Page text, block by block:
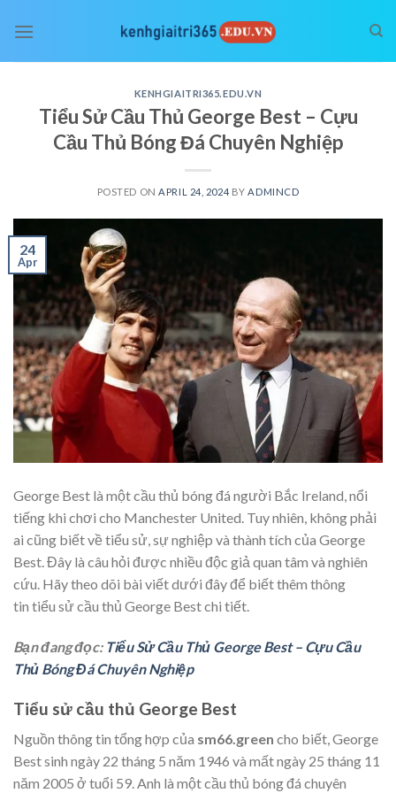
KENHGIAITRI365.EDU.VN
Tiểu Sử Cầu Thủ George Best – Cựu
Cầu Thủ Bóng Đá Chuyên Nghiệp
POSTED ON APRIL 24, 2024 BY ADMINCD
24
Apr
George Best là một cầu thủ bóng đá người Bắc Ireland, nổi
tiếng khi chơi cho Manchester United. Tuy nhiên, không phải
ai cũng biết về tiểu sử, sự nghiệp và thành tích của George
Best. Đây là câu hỏi được nhiều độc giả quan tâm và nghiên
cứu. Hãy theo dõi bài viết dưới đây để biết thêm thông
tin tiểu sử cầu thủ George Best chi tiết.
Bạn đang đọc: Tiểu Sử Cầu Thủ George Best – Cựu Cầu
Thủ Bóng Đá Chuyên Nghiệp
Tiểu sử cầu thủ George Best
Nguồn thông tin tổng hợp của sm66.green cho biết, George
Best sinh ngày 22 tháng 5 năm 1946 và mất ngày 25 tháng 11
năm 2005 ở tuổi 59. Anh là một cầu thủ bóng đá chuyên